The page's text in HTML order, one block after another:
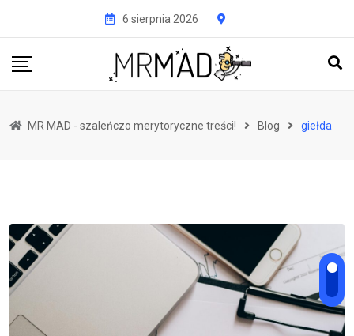
treści
6 sierpnia 2026
MR MAD - szaleńczo merytoryczne treści! Blog giełda